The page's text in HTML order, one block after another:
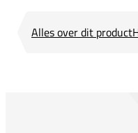
Alles over dit product